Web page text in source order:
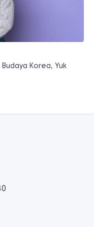
Korea, Yuk